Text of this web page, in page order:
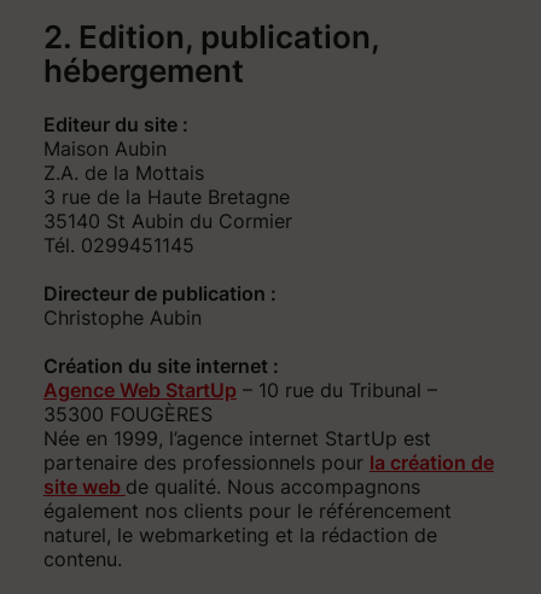
2. Edition, publication,
hébergement
Editeur du site :
Maison Aubin
Z.A. de la Mottais
3 rue de la Haute Bretagne
35140 St Aubin du Cormier
Tél. 0299451145
Directeur de publication :
Christophe Aubin
Création du site internet :
Agence Web StartUp – 10 rue du Tribunal –
35300 FOUGÈRES
Née en 1999, l’agence internet StartUp est
partenaire des professionnels pour la création de
site web de qualité. Nous accompagnons
également nos clients pour le référencement
naturel, le webmarketing et la rédaction de
contenu.